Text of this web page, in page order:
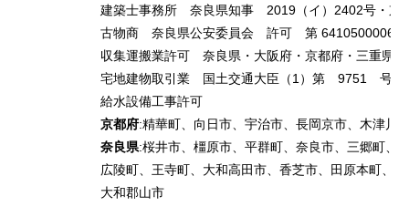
建築士事務所 奈良県知事 2019（イ）2402号・京
古物商 奈良県公安委員会 許可 第
収集運搬業許可 奈良県・大阪府・京都府・三重
宅地建物取引業 国土交通大臣（1）第 9751 号
給水設備工事許可
京都府:精華町、向日市、宇治市、長岡京市、木津川
奈良県:桜井市、橿原市、平群町、奈良市、三郷町、
広陵町、王寺町、大和高田市、香芝市、田原本町、
大和郡山市